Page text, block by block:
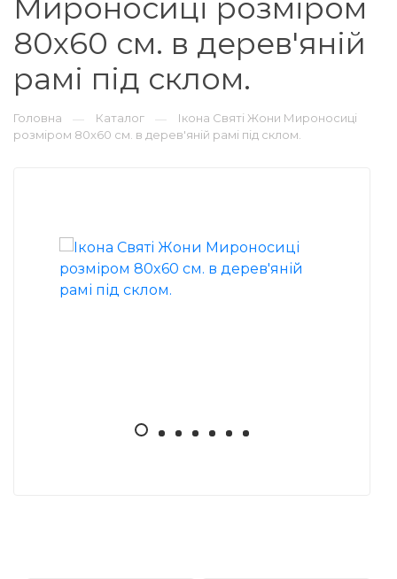
Мироносиці розміром
80x60 см. в дерев'яній
рамі під склом.
Головна — Каталог —
Ікона Святі Жони Мироносиці
розміром 80x60 см. в дерев'яній рамі під склом.